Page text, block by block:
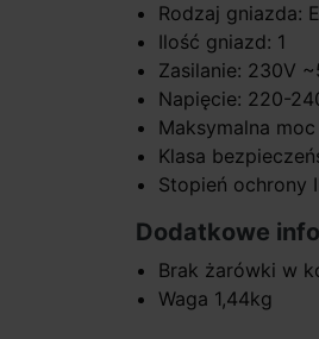
Rodzaj gniazda:
Ilość gniazd: 1
Zasilanie: 230V
Napięcie: 220-
Maksymalna moc
Klasa
Stopień ochrony
Dodatkowe
Brak żarówki w
Waga 1,44kg